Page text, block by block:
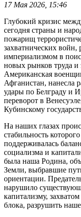
17 Мая 2026, 15:46
Глубокий кризис
сегодня страны и
пожарищ
захватнических
империализмом в
новых рынков труда и
Американская
Афганистан, нанесла
удары по Белграду и
переворот в
Кубинскому
На наших глазах
стабильность
поддерживалась
социализма и
была наша Родина,
Земли, выбравшие
ориентации.
нарушило
капитализму,
блока, разрушить